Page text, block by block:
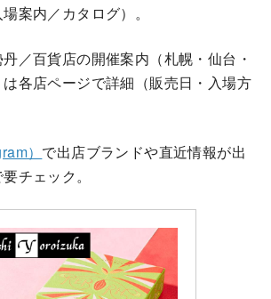
場案内／カタログ）。
／百貨店の開催案内（札幌・仙台・
各店ページで詳細（販売日・入場方
） で出店ブランドや直近情報が出
チェック。